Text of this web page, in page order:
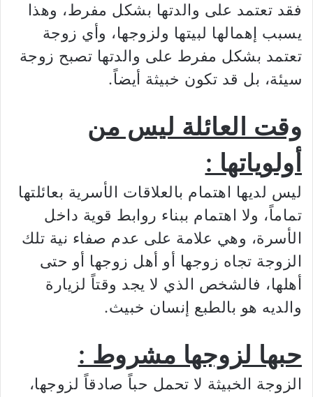
فقد تعتمد على والدتها بشكل مفرط، وهذا
يسبب إهمالها لبيتها ولزوجها، وأي زوجة
تعتمد بشكل مفرط على والدتها تصبح زوجة
سيئة، بل قد تكون خبيثة أيضاً.
وقت العائلة ليس من
أولوياتها :
ليس لديها اهتمام بالعلاقات الأسرية بعائلتها
تماماً، ولا اهتمام ببناء روابط قوية داخل
الأسرة، وهي علامة على عدم صفاء نية تلك
الزوجة تجاه زوجها أو أهل زوجها أو حتى
أهلها، فالشخص الذي لا يجد وقتاً لزيارة
والديه هو بالطبع إنسان خبيث.
حبها لزوجها مشروط :
الزوجة الخبيثة لا تحمل حباً صادقاً لزوجها،